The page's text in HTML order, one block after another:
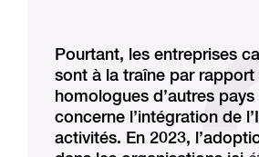
Pourtant, les entreprises
sont à la traîne par rapport
homologues d’autres
concerne l’intégration de
activités. En 2023,